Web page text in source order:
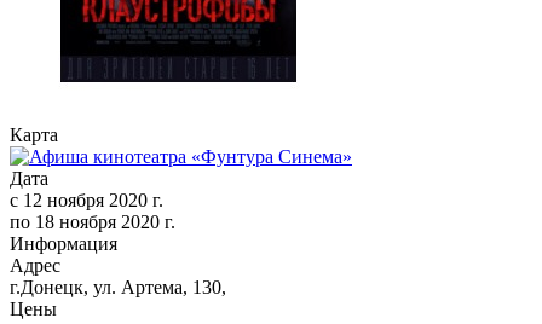
Карта
Дата
с 12 ноября 2020 г.
по 18 ноября 2020 г.
Информация
Адрес
г.Донецк, ул. Артема, 130,
Цены